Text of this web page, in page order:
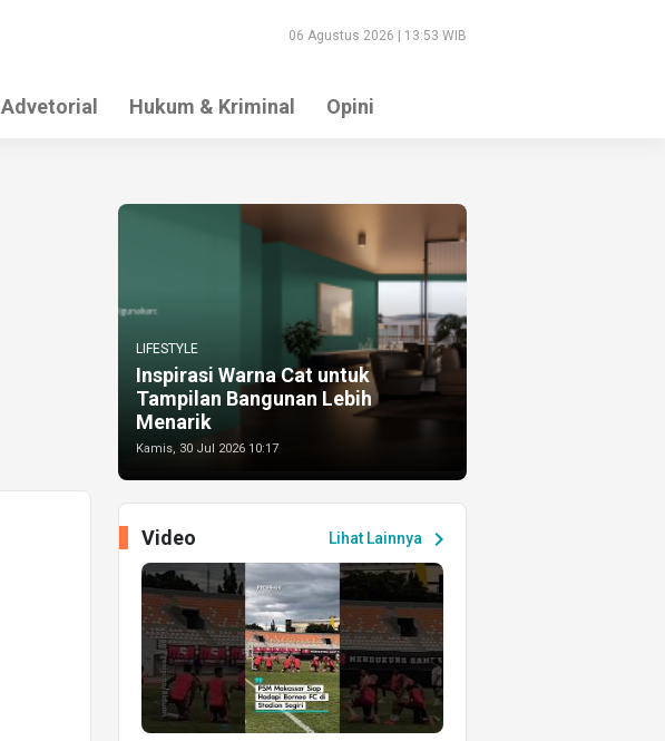
06 Agustus 2026 | 13:53 WIB
Advetorial Hukum & Kriminal Opini
LIFESTYLE
Inspirasi Warna Cat untuk
Tampilan Bangunan Lebih
Menarik
Kamis, 30 Jul 2026 10:17
Lihat Lainnya chevron_right
Video